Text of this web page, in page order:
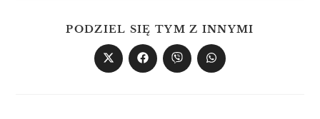
PODZIEL SIĘ TYM Z INNYMI